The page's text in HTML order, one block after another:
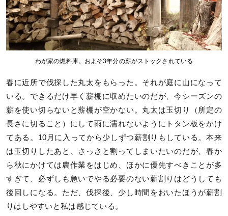
わが家の燃料庫。およそ3年分の薪がストックされている
春に近所で伐採した丸太をもらった。それが庭に山になって
いる。できるだけ早く薪棚に収めたいのだが、今シーズンの
薪を使い切らないと薪棚が空かない。丸太は玉切り（所定の
長さに切ること）にして雨に濡れないようにトタン板をかけ
てある。10月に入ってから少しずつ薪割りもしている。本来
は玉切りしたあと、さっさと割ってしまいたいのだが、春か
ら秋にかけては農作業をはじめ、ほかに優先すべきことが多
すぎて、必ずしも急いでやる必要のない薪割りはどうしても
後回しになる。ただ、伐採後、少し時間をおいたほうが薪割
りはしやすいと私は感じている。